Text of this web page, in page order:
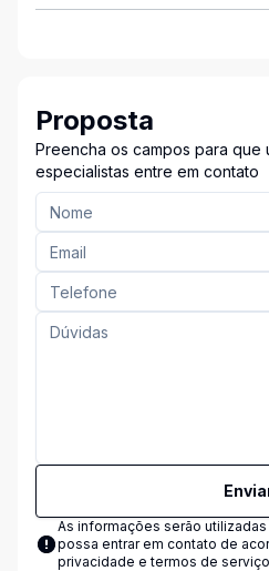
Proposta
Preencha os campos para que
especialistas entre em contato
As informações serão
possa entrar em contato de
privacidade e termos de serviço